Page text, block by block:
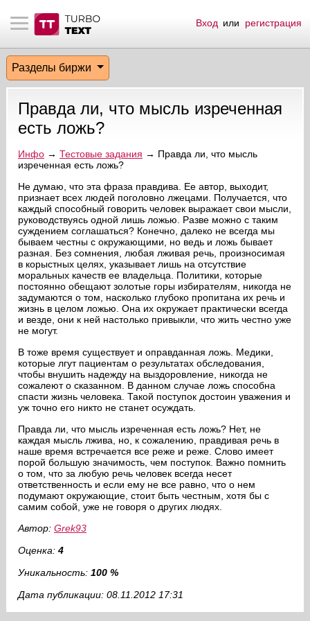
материалы
биржи
пользователи
эфир
на сайте
пользователей
сообщения
по форуму
Вход или регистрация
Разделы биржи
Правда ли, что мысль изреченная
есть ложь?
Инфо→ Тестовые задания → Правда ли, что мысль
изреченная есть ложь?
Не думаю, что эта фраза правдива. Ее автор, выходит,
признает всех людей поголовно лжецами. Получается, что
каждый способный говорить человек выражает свои мысли,
руководствуясь одной лишь ложью. Разве можно с таким
суждением соглашаться? Конечно, далеко не всегда мы
бываем честны с окружающими, но ведь и ложь бывает
разная. Без сомнения, любая лживая речь, произносимая
в корыстных целях, указывает лишь на отсутствие
моральных качеств ее владельца. Политики, которые
постоянно обещают золотые горы избирателям, никогда не
задумаются о том, насколько глубоко пропитана их речь и
жизнь в целом ложью. Она их окружает практически всегда
и везде, они к ней настолько привыкли, что жить честно уже
не могут.
В тоже время существует и оправданная ложь. Медики,
которые лгут пациентам о результатах обследования,
чтобы внушить надежду на выздоровление, никогда не
сожалеют о сказанном. В данном случае ложь способна
спасти жизнь человека. Такой поступок достоин уважения и
уж точно его никто не станет осуждать.
Правда ли, что мысль изреченная есть ложь? Нет, не
каждая мысль лжива, но, к сожалению, правдивая речь в
наше время встречается все реже и реже. Слово имеет
порой большую значимость, чем поступок. Важно помнить
о том, что за любую речь человек всегда несет
ответственность и если ему не все равно, что о нем
подумают окружающие, стоит быть честным, хотя бы с
самим собой, уже не говоря о других людях.
Автор: Grek93
Оценка: 4
Уникальность: 100 %
Дата публикации: 08.11.2012 17:31